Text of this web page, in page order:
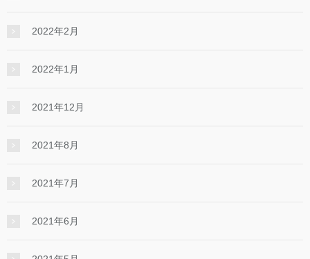
2022年2月
2022年1月
2021年12月
2021年8月
2021年7月
2021年6月